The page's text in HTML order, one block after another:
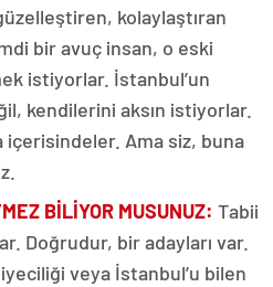
kolaylaştıran
bir avuç insan, o eski
istiyorlar. İstanbul’un
kendilerini aksın istiyorlar.
içerisindeler. Ama siz, buna
BİLİYOR MUSUNUZ: Tabii
Doğrudur, bir adayları var.
veya İstanbul’u bilen